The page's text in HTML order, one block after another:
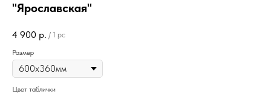
"Ярославская"
4 900 р. / 1 pc
Размер
Цвет таблички